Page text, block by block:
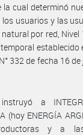
cual determinó
los usuarios y las
por red,
establecido
332 de fecha 16
a
(hoy ENERGÍA
y a